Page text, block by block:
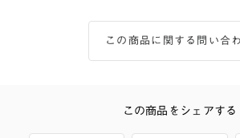
この商品に関する問い合
この商品をシェアする